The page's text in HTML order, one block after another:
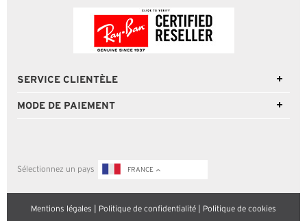
SERVICE CLIENTÈLE
MODE DE PAIEMENT
Sélectionnez un pays FRANCE
Mentions légales Politique de confidentialité Politique de cookies